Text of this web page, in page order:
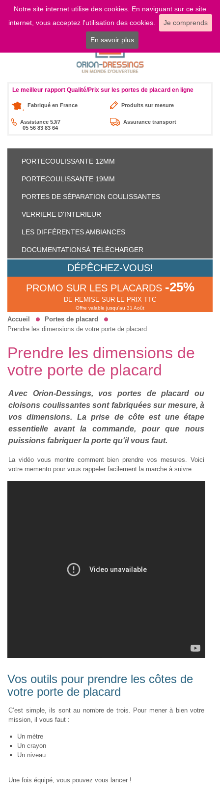
Notre site internet utilise des cookies. En naviguant sur ce site
internet, vous acceptez l'utilisation des cookies.
Je comprends
En savoir plus
LOGIN
Le meilleur rapport Qualité/Prix sur les portes de placard en ligne
Fabriqué en France Produits sur mesure
Assistance 5J/7
05 56 83 83 64
Assurance transport
PORTECOULISSANTE 12MM
PORTECOULISSANTE 19MM
PORTES DE SÉPARATION COULISSANTES
VERRIERE D'INTERIEUR
LES DIFFÉRENTESAMBIANCES
DOCUMENTATIONSÀ TÉLÉCHARGER
DÉPÊCHEZ-VOUS!
PROMO SUR LES PLACARDS -25%
DE REMISE SUR LE PRIX TTC
Offre valable jusqu'au 31 Août
Accueil
Portes de placard
Prendre les dimensions de votre porte de placard
Prendre les dimensions de
votre porte de placard
Avec Orion-Dessings, vos portes de placard ou
cloisons coulissantes sont fabriquées sur mesure, à
vos dimensions. La prise de côte est une étape
essentielle avant la commande, pour que nous
puissions fabriquer la porte qu'il vous faut.
La vidéo vous montre comment bien prendre vos mesures. Voici
votre memento pour vous rappeler facilement la marche à suivre.
Vos outils pour prendre les côtes de
votre porte de placard
C’est simple, ils sont au nombre de trois. Pour mener à bien votre
mission, il vous faut :
Un mètre
Un crayon
Un niveau
Une fois équipé, vous pouvez vous lancer !